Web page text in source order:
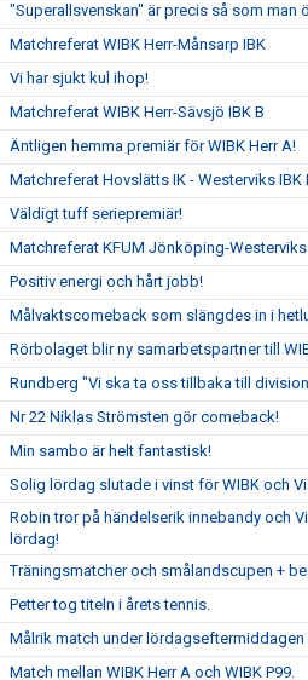
"Superallsvenskan" är precis så som man
Matchreferat WIBK Herr-Månsarp IBK
Vi har sjukt kul ihop!
Matchreferat WIBK Herr-Sävsjö IBK B
Äntligen hemma premiär för WIBK Herr A!
Matchreferat Hovslätts IK - Westerviks IBK
Väldigt tuff seriepremiär!
Matchreferat KFUM Jönköping-Westerviks
Positiv energi och hårt jobb!
Målvaktscomeback som slängdes in i
Rörbolaget blir ny samarbetspartner till
Rundberg "Vi ska ta oss tillbaka till
Nr 22 Niklas Strömsten gör comeback!
Min sambo är helt fantastisk!
Solig lördag slutade i vinst för WIBK och
Robin tror på händelserik innebandy och
lördag!
Träningsmatcher och smålandscupen +
Petter tog titeln i årets tennis.
Målrik match under lördagseftermiddagen
Match mellan WIBK Herr A och WIBK P99.